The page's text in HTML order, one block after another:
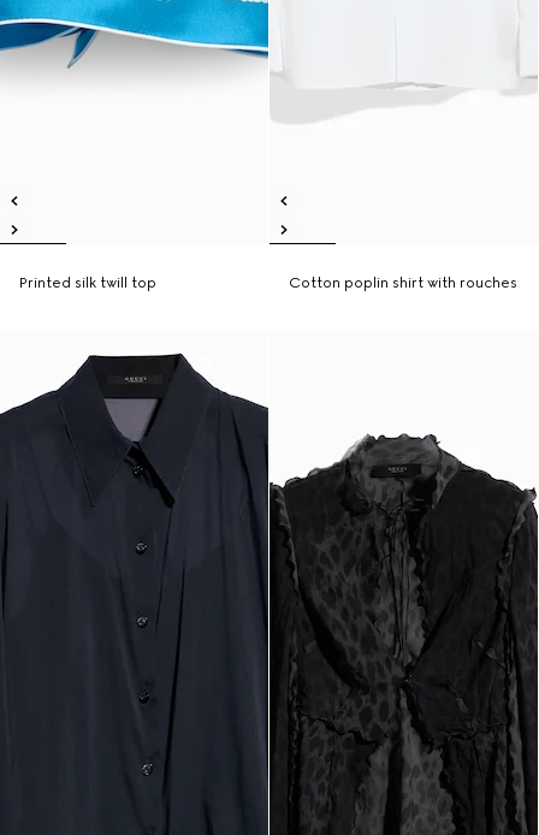
Printed silk twill top Cotton poplin shirt with rouches